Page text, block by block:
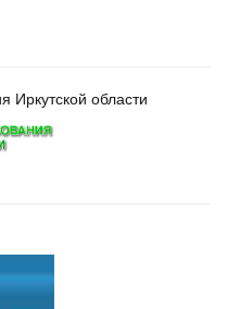
Иркутской области